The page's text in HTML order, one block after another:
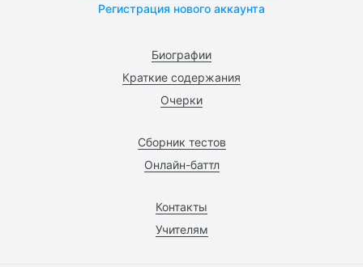
Биографии
Краткие содержания
Очерки
Сборник тестов
Онлайн-баттл
Контакты
Учителям
Регистрация нового аккаунта